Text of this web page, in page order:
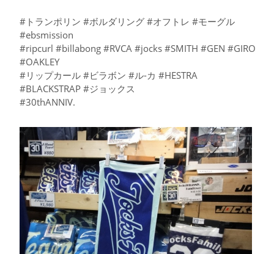
#トランポリン #ボルダリング #オフトレ #モーグル
#ebsmission
#ripcurl #billabong #RVCA #jocks #SMITH #GEN #GIRO
#OAKLEY
#リップカール #ビラボン #ル-カ #HESTRA
#BLACKSTRAP #ジョックス
#30thANNIV.